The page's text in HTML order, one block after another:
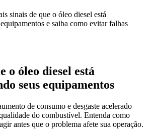
sinais de que o óleo diesel está
e saiba como evitar falhas
o óleo diesel está
seus equipamentos
de consumo e desgaste acelerado
do combustível. Entenda como
antes que o problema afete sua operação.